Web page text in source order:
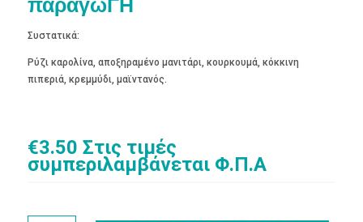
Συστατικά:
Ρύζι καρολίνα, αποξηραμένο μανιτάρι, κουρκουμά, κόκκινη
πιπεριά, κρεμμύδι, μαϊντανός.
€3.50 Στις τιμές
συμπεριλαμβάνεται Φ.Π.Α